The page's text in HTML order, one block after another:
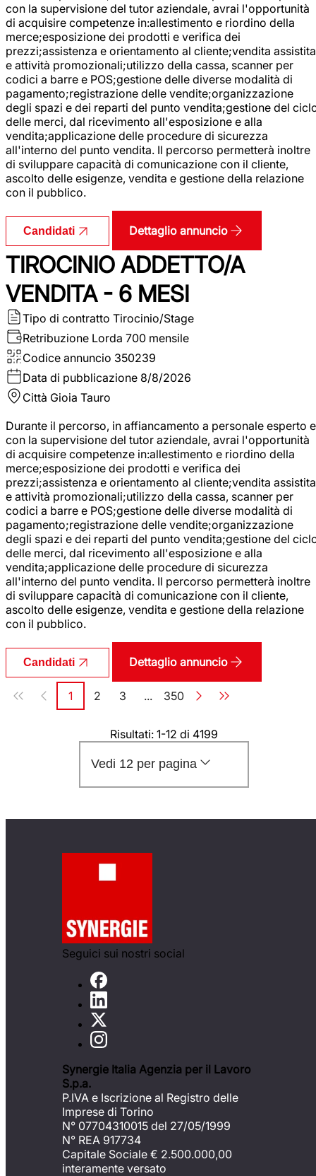
con la supervisione del tutor aziendale, avrai l'opportunità
di acquisire competenze in:allestimento e riordino della
merce;esposizione dei prodotti e verifica dei
prezzi;assistenza e orientamento al cliente;vendita assistita
e attività promozionali;utilizzo della cassa, scanner per
codici a barre e POS;gestione delle diverse modalità di
pagamento;registrazione delle vendite;organizzazione
degli spazi e dei reparti del punto vendita;gestione del
delle merci, dal ricevimento all'esposizione e alla
vendita;applicazione delle procedure di sicurezza
all'interno del punto vendita. Il percorso permetterà inoltre
di sviluppare capacità di comunicazione con il cliente,
ascolto delle esigenze, vendita e gestione della relazione
con il pubblico.
Candidati Dettaglio annuncio
TIROCINIO ADDETTO/A
VENDITA - 6 MESI
Tipo di contratto Tirocinio/Stage
Retribuzione Lorda 700 mensile
Codice annuncio 350239
Data di pubblicazione 8/8/2026
Città Gioia Tauro
Durante il percorso, in affiancamento a personale esperto e
con la supervisione del tutor aziendale, avrai l'opportunità
di acquisire competenze in:allestimento e riordino della
merce;esposizione dei prodotti e verifica dei
prezzi;assistenza e orientamento al cliente;vendita assistita
e attività promozionali;utilizzo della cassa, scanner per
codici a barre e POS;gestione delle diverse modalità di
pagamento;registrazione delle vendite;organizzazione
degli spazi e dei reparti del punto vendita;gestione del
delle merci, dal ricevimento all'esposizione e alla
vendita;applicazione delle procedure di sicurezza
all'interno del punto vendita. Il percorso permetterà inoltre
di sviluppare capacità di comunicazione con il cliente,
ascolto delle esigenze, vendita e gestione della relazione
con il pubblico.
Candidati Dettaglio annuncio
Paginazione
Pagina
1 Pagina
2 Pagina
3 ... Pagina
350
Risultati: 1-12 di 4199
Vedi 12 per pagina
Seguici sui nostri social
Synergie Italia Agenzia per il Lavoro
S.p.a.
P.IVA e Iscrizione al Registro delle
Imprese di Torino
N° 07704310015 del 27/05/1999
N° REA 917734
Capitale Sociale € 2.500.000,00
interamente versato